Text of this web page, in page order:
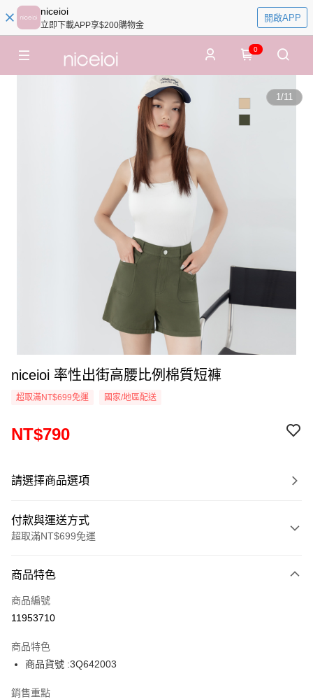
niceioi
立即下載APP享$200購物金
開啟APP
0
1/11
niceioi 率性出街高腰比例棉質短褲
超取滿NT$699免運 國家/地區配送
NT$790
請選擇商品選項
付款與運送方式
超取滿NT$699免運
信用卡一次付款
超商取貨付款
Apple Pay
Google Pay
商品特色
商品編號
11953710
商品特色
商品貨號 :3Q642003
銷售重點